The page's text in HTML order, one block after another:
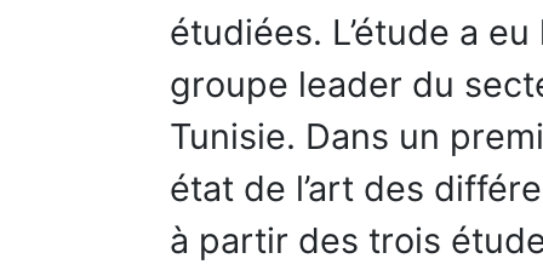
étudiées. L’étude a
groupe leader du
Tunisie. Dans un
état de l’art des
à partir des trois